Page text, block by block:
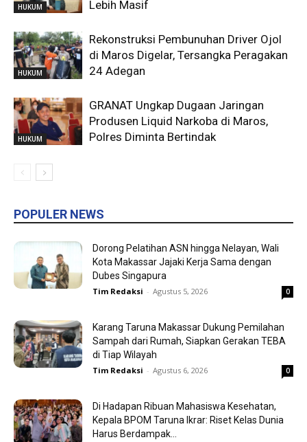
HUKUM
Lebih Masif
HUKUM
Rekonstruksi Pembunuhan Driver Ojol
di Maros Digelar, Tersangka Peragakan
24 Adegan
HUKUM
GRANAT Ungkap Dugaan Jaringan
Produsen Liquid Narkoba di Maros,
Polres Diminta Bertindak
POPULER NEWS
Dorong Pelatihan ASN hingga Nelayan, Wali
Kota Makassar Jajaki Kerja Sama dengan
Dubes Singapura
Tim Redaksi - Agustus 5, 2026 0
Karang Taruna Makassar Dukung Pemilahan
Sampah dari Rumah, Siapkan Gerakan TEBA
di Tiap Wilayah
Tim Redaksi - Agustus 6, 2026 0
Di Hadapan Ribuan Mahasiswa Kesehatan,
Kepala BPOM Taruna Ikrar: Riset Kelas Dunia
Harus Berdampak...